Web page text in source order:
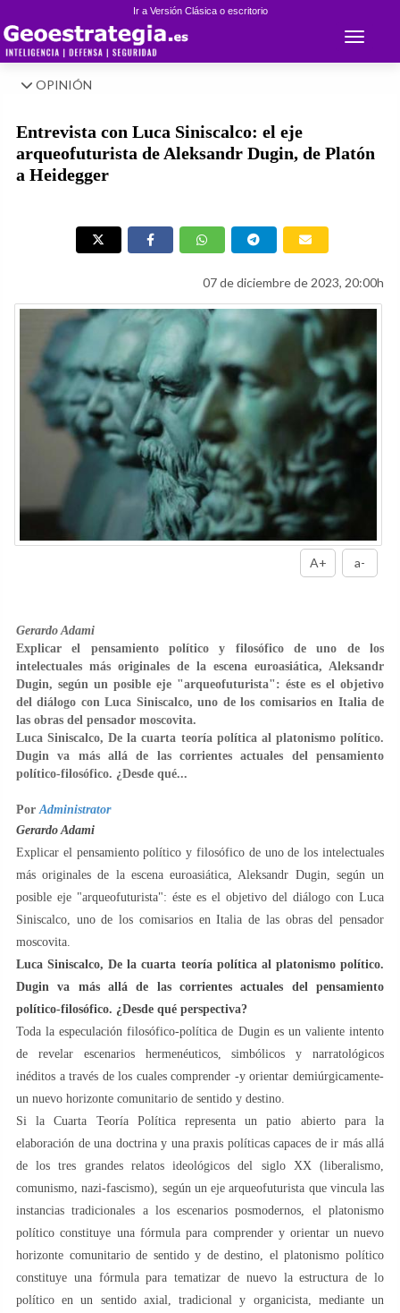
Ir a Versión Clásica o escritorio
Toggle
OPINIÓN
Entrevista con Luca Siniscalco: el eje
arqueofuturista de Aleksandr Dugin, de Platón
a Heidegger
07 de diciembre de 2023, 20:00h
A+ a-
Gerardo Adami
Explicar el pensamiento político y filosófico de uno de los
intelectuales más originales de la escena euroasiática, Aleksandr
Dugin, según un posible eje "arqueofuturista": éste es el objetivo
del diálogo con Luca Siniscalco, uno de los comisarios en Italia de
las obras del pensador moscovita.
Luca Siniscalco, De la cuarta teoría política al platonismo político.
Dugin va más allá de las corrientes actuales del pensamiento
político-filosófico. ¿Desde qué...
Por Administrator
Gerardo Adami
Explicar el pensamiento político y filosófico de uno de los intelectuales
más originales de la escena euroasiática, Aleksandr Dugin, según un
posible eje "arqueofuturista": éste es el objetivo del diálogo con Luca
Siniscalco, uno de los comisarios en Italia de las obras del pensador
moscovita.
Luca Siniscalco, De la cuarta teoría política al platonismo político.
Dugin va más allá de las corrientes actuales del pensamiento
político-filosófico. ¿Desde qué perspectiva?
Toda la especulación filosófico-política de Dugin es un valiente intento
de revelar escenarios hermenéuticos, simbólicos y narratológicos
inéditos a través de los cuales comprender -y orientar demiúrgicamente-
un nuevo horizonte comunitario de sentido y destino.
Si la Cuarta Teoría Política representa un patio abierto para la
elaboración de una doctrina y una praxis políticas capaces de ir más allá
de los tres grandes relatos ideológicos del siglo XX (liberalismo,
comunismo, nazi-fascismo), según un eje arqueofuturista que vincula las
instancias tradicionales a los escenarios posmodernos, el platonismo
político constituye una fórmula para comprender y orientar un nuevo
horizonte comunitario de sentido y de destino, el platonismo político
constituye una fórmula para tematizar de nuevo la estructura de lo
político en un sentido axial, tradicional y organicista, mediante un